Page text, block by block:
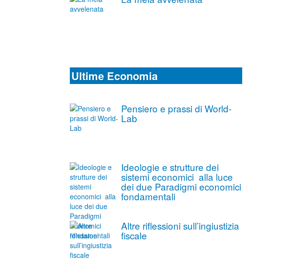
Ultime Economia
Pensiero e prassi di World-
Lab
Ideologie e strutture dei
sistemi economici alla luce
dei due Paradigmi economici
fondamentali
Altre riflessioni sull’ingiustizia
fiscale